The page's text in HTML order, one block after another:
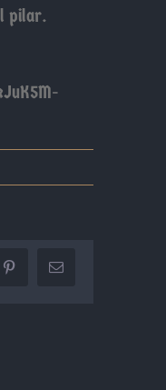
pilar.
PinterestCorreo